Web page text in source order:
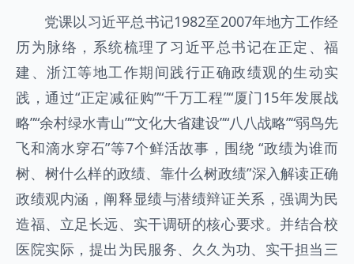
党课以习近平总书记1982至2007年地方工作经
历为脉络，系统梳理了习近平总书记在正定、福
建、浙江等地工作期间践行正确政绩观的生动实
践，通过“正定减征购”“千万工程”“厦门15年发展战
略”“余村绿水青山”“文化大省建设”“八八战略”“弱鸟先
飞和滴水穿石”等7个鲜活故事，围绕 “政绩为谁而
树、树什么样的政绩、靠什么树政绩”深入解读正确
政绩观内涵，阐释显绩与潜绩辩证关系，强调为民
造福、立足长远、实干调研的核心要求。并结合校
医院实际，提出为民服务、久久为功、实干担当三